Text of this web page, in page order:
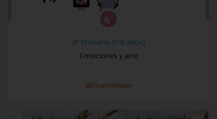
2º Primaria (7-8 años)
Emociones y arte
@GrupoAdapta